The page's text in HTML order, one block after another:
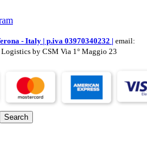
- Italy | p.iva 03970340232 | email:
by CSM Via 1° Maggio 23
Search